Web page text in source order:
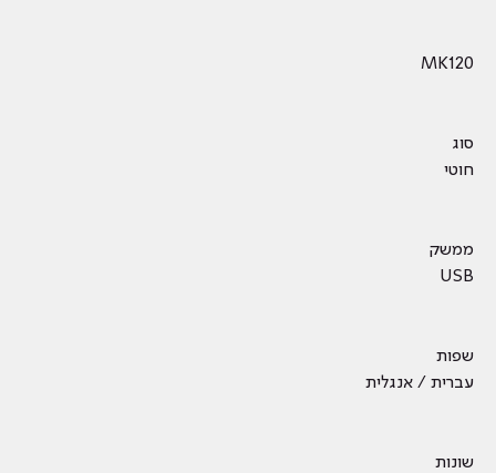
MK120
סוג
חוטי
ממשק
USB
שפות
עברית / אנגלית
שונות